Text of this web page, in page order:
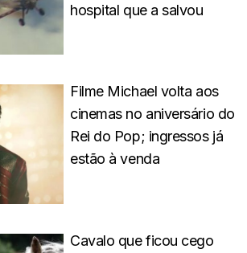
hospital que a salvou
Filme Michael volta aos
cinemas no aniversário do
Rei do Pop; ingressos já
estão à venda
Cavalo que ficou cego